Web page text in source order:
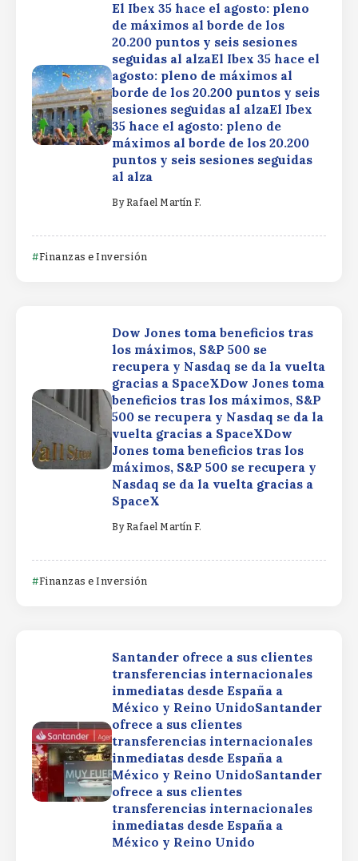
El Ibex 35 hace el agosto: pleno
de máximos al borde de los
20.200 puntos y seis sesiones
seguidas al alzaEl Ibex 35 hace el
agosto: pleno de máximos al
borde de los 20.200 puntos y seis
sesiones seguidas al alzaEl Ibex
35 hace el agosto: pleno de
máximos al borde de los 20.200
puntos y seis sesiones seguidas
al alza
By Rafael Martín F.
Finanzas e Inversión
Dow Jones toma beneficios tras
los máximos, S&P 500 se
recupera y Nasdaq se da la vuelta
gracias a SpaceXDow Jones toma
beneficios tras los máximos, S&P
500 se recupera y Nasdaq se da la
vuelta gracias a SpaceXDow
Jones toma beneficios tras los
máximos, S&P 500 se recupera y
Nasdaq se da la vuelta gracias a
SpaceX
By Rafael Martín F.
Finanzas e Inversión
Santander ofrece a sus clientes
transferencias internacionales
inmediatas desde España a
México y Reino UnidoSantander
ofrece a sus clientes
transferencias internacionales
inmediatas desde España a
México y Reino UnidoSantander
ofrece a sus clientes
transferencias internacionales
inmediatas desde España a
México y Reino Unido